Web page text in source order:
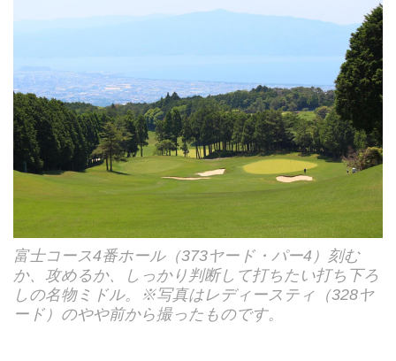
富士コース4番ホール（373ヤード・パー4）刻む
か、攻めるか、しっかり判断して打ちたい打ち下ろ
しの名物ミドル。※写真はレディースティ（328ヤ
ード）のやや前から撮ったものです。